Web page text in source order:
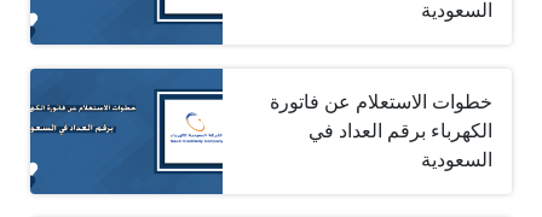
السعودية
خطوات الاستعلام عن فاتورة
الكهرباء برقم العداد في
السعودية